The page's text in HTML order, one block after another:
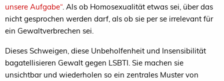
unsere Aufgabe“. Als ob Homosexualität etwas sei, über das
nicht gesprochen werden darf, als ob sie per se irrelevant für
ein Gewaltverbrechen sei.
Dieses Schweigen, diese Unbeholfenheit und Insensibilität
bagatellisieren Gewalt gegen LSBTI. Sie machen sie
unsichtbar und wiederholen so ein zentrales Muster von